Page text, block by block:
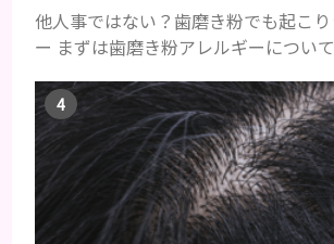
他人事ではない？歯磨き粉でも起こ
ー まずは歯磨き粉アレルギーについ
まれるアレルギーを起こすおそれの
普段お使いの歯磨き粉に含まれてい
レルギーを引き起こすおそれがある
すね。 •フッ素･･･歯の表面のエナメ
たり、虫歯と防ぐ働きを持つ成分 •香
粉の風味や爽...